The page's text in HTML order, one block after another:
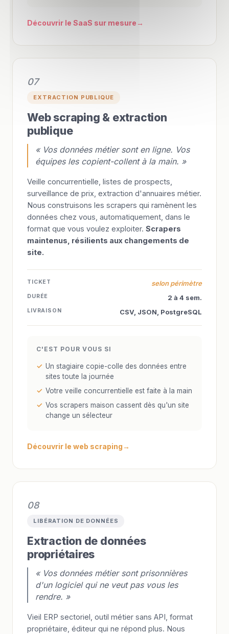
Découvrir le SaaS sur mesure
07
EXTRACTION PUBLIQUE
Web scraping & extraction
publique
« Vos données métier sont en ligne. Vos
équipes les copient-collent à la main. »
Veille concurrentielle, listes de prospects,
surveillance de prix, extraction d'annuaires métier.
Nous construisons les scrapers qui ramènent les
données chez vous, automatiquement, dans le
format que vous voulez exploiter. Scrapers
maintenus, résilients aux changements de
site.
TICKET selon périmètre
DURÉE 2 à 4 sem.
LIVRAISON CSV, JSON, PostgreSQL
C'EST POUR VOUS SI
Un stagiaire copie-colle des données entre
sites toute la journée
Votre veille concurrentielle est faite à la main
Vos scrapers maison cassent dès qu'un site
change un sélecteur
Découvrir le web scraping
08
LIBÉRATION DE DONNÉES
Extraction de données
propriétaires
« Vos données métier sont prisonnières
d'un logiciel qui ne veut pas vous les
rendre. »
Vieil ERP sectoriel, outil métier sans API, format
propriétaire, éditeur qui ne répond plus. Nous